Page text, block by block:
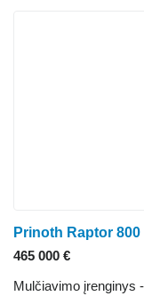
Prinoth Raptor 800
465 000 €
Mulčiavimo įrenginys